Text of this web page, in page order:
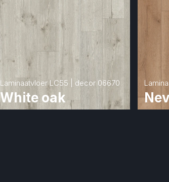
Laminaatvloer LC55 | decor 06670
White oak